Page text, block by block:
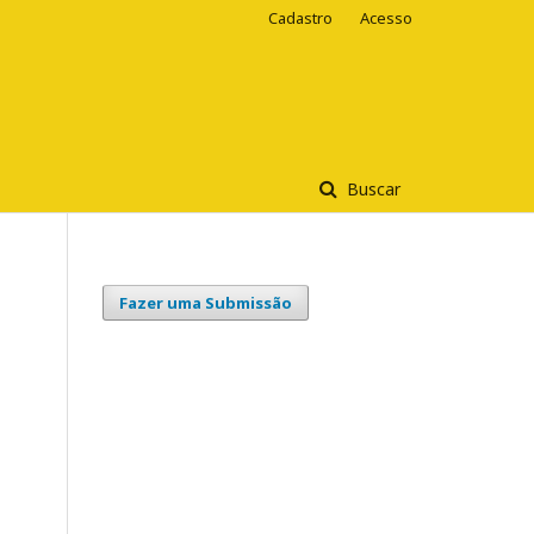
Buscar
Cadastro Acesso
Fazer uma Submissão